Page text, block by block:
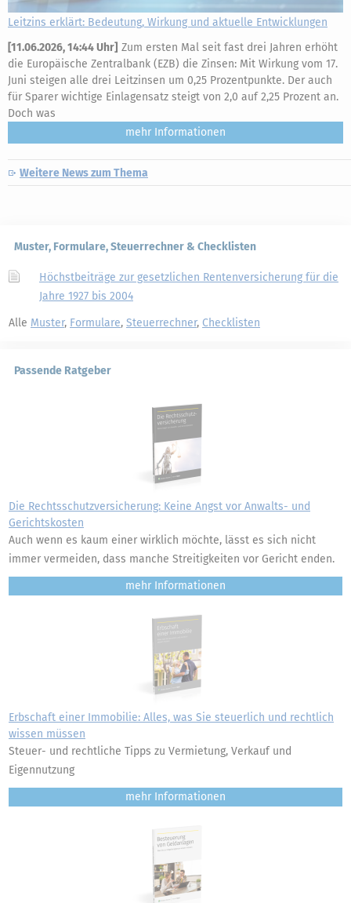
Leitzins erklärt: Bedeutung, Wirkung und aktuelle Entwicklungen
[11.06.2026, 14:44 Uhr] Zum ersten Mal seit fast drei Jahren erhöht
die Europäische Zentralbank (EZB) die Zinsen: Mit Wirkung vom 17.
Juni steigen alle drei Leitzinsen um 0,25 Prozentpunkte. Der auch
für Sparer wichtige Einlagensatz steigt von 2,0 auf 2,25 Prozent an.
Doch was
mehr
Weitere News zum Thema
Muster, Formulare, Steuerrechner & Checklisten
Höchstbeiträge zur gesetzlichen Rentenversicherung für die
Jahre 1927 bis 2004
Alle Muster, Formulare, Steuerrechner, Checklisten
Passende Ratgeber
Die Rechtsschutzversicherung: Keine Angst vor Anwalts- und
Gerichtskosten
Auch wenn es kaum einer wirklich möchte, lässt es sich nicht
immer vermeiden, dass manche Streitigkeiten vor Gericht enden.
mehr
Erbschaft einer Immobilie: Alles, was Sie steuerlich und rechtlich
wissen müssen
Steuer- und rechtliche Tipps zu Vermietung, Verkauf und
Eigennutzung
mehr